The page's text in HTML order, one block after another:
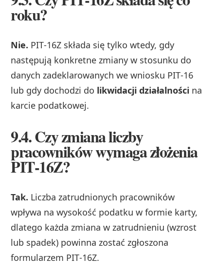
roku?
Nie. PIT‑16Z składa się tylko wtedy, gdy
następują konkretne zmiany w stosunku do
danych zadeklarowanych we wniosku PIT‑16
lub gdy dochodzi do likwidacji działalności na
karcie podatkowej.
9.4. Czy zmiana liczby
pracowników wymaga złożenia
PIT‑16Z?
Tak. Liczba zatrudnionych pracowników
wpływa na wysokość podatku w formie karty,
dlatego każda zmiana w zatrudnieniu (wzrost
lub spadek) powinna zostać zgłoszona
formularzem PIT‑16Z.